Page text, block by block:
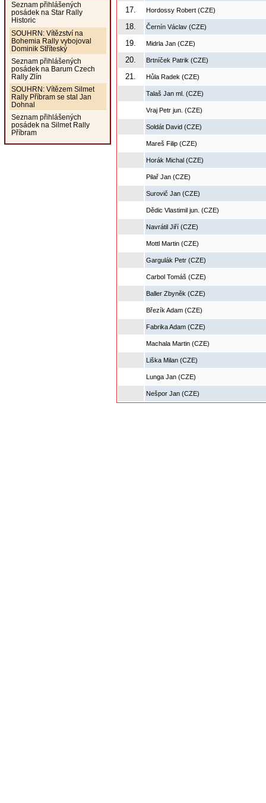
Seznam přihlášených
posádek na Star Rally
Historic
SOUHRN: Vítězství na
Bohemia Rally vybojoval
Dominik Stříteský
Seznam přihlášených
posádek na Barum Czech
Rally Zlín
SOUHRN: Vítězem Silmet
Rally Příbram se stal Jan
Dohnal
Seznam přihlášených
posádek na Silmet Rally
Příbram
17. Hordossy Robert (CZE)
18. Černín Václav (CZE)
19. Midrla Jan (CZE)
20. Brtníček Patrik (CZE)
21. Hůla Radek (CZE)
Talaš Jan ml. (CZE)
Vraj Petr jun. (CZE)
Soldát David (CZE)
Mareš Filip (CZE)
Horák Michal (CZE)
Pilař Jan (CZE)
Surovič Jan (CZE)
Dědic Vlastimil jun. (CZE)
Navrátil Jiří (CZE)
Mottl Martin (CZE)
Gargulák Petr (CZE)
Carbol Tomáš (CZE)
Baller Zbyněk (CZE)
Březík Adam (CZE)
Fabrika Adam (CZE)
Machala Martin (CZE)
Liška Milan (CZE)
Lunga Jan (CZE)
Nešpor Jan (CZE)